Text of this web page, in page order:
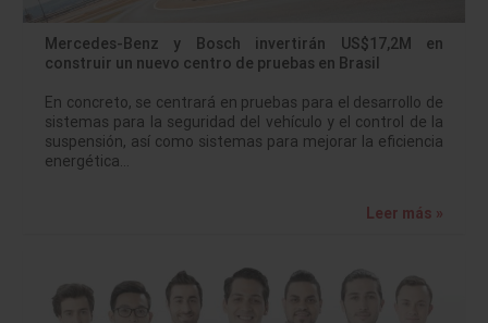
Mercedes-Benz y Bosch invertirán US$17,2M en
construir un nuevo centro de pruebas en Brasil
En concreto, se centrará en pruebas para el desarrollo de
sistemas para la seguridad del vehículo y el control de la
suspensión, así como sistemas para mejorar la eficiencia
energética…
Leer más »